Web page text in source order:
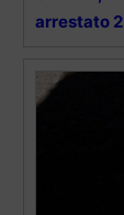
arrestato